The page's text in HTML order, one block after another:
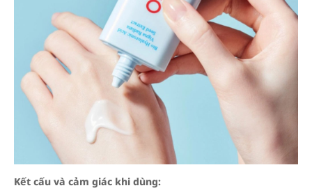
Kết cấu và cảm giác khi dùng: